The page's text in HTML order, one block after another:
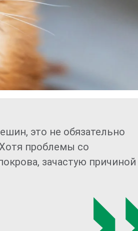
это не обязательно
проблемы со
зачастую причиной